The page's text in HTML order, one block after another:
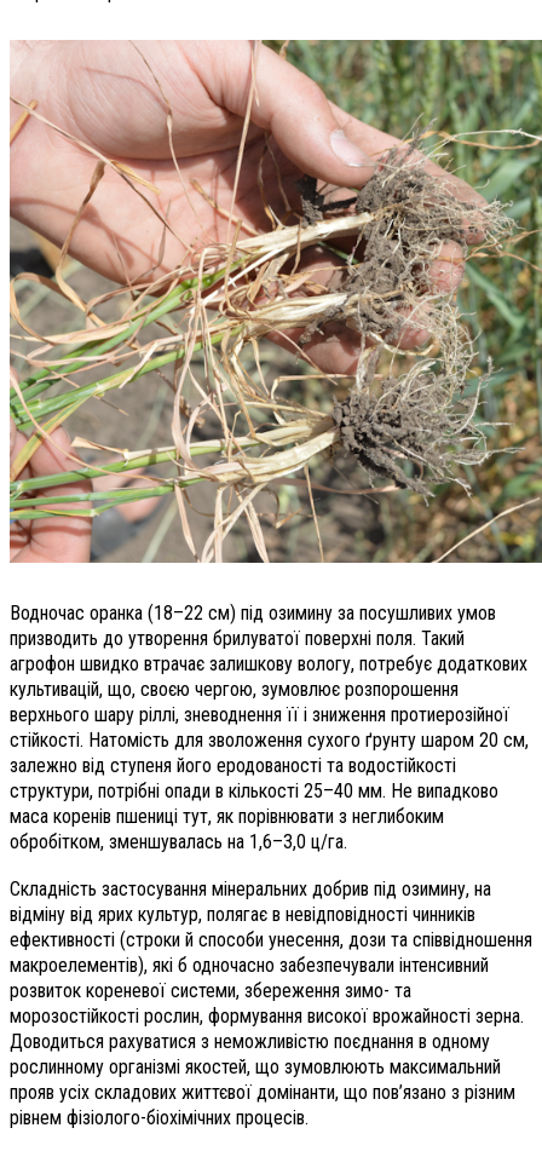
Водночас оранка (18–22 см) під озимину за посушливих умов
призводить до утворення брилуватої поверхні поля. Такий
агрофон швидко втрачає залишкову вологу, потребує додаткових
культивацій, що, своєю чергою, зумовлює розпорошення
верхнього шару ріллі, зневоднення її і зниження протиерозійної
стійкості. Натомість для зволоження сухого ґрунту шаром 20 см,
залежно від ступеня його еродованості та водостійкості
структури, потрібні опади в кількості 25–40 мм. Не випадково
маса коренів пшениці тут, як порівнювати з неглибоким
обробітком, зменшувалась на 1,6–3,0 ц/га.
Складність застосування мінеральних добрив під озимину, на
відміну від ярих культур, полягає в невідповідності чинників
ефективності (строки й способи унесення, дози та співвідношення
макроелементів), які б одночасно забезпечували інтенсивний
розвиток кореневої системи, збереження зимо- та
морозостійкості рослин, формування високої врожайності зерна.
Доводиться рахуватися з неможливістю поєднання в одному
рослинному організмі якостей, що зумовлюють максимальний
прояв усіх складових життєвої домінанти, що пов’язано з різним
рівнем фізіолого-біохімічних процесів.